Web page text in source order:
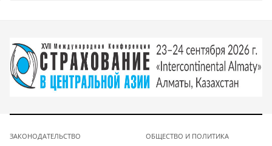
ЗАКОНОДАТЕЛЬСТВО
ОБЩЕСТВО И ПОЛИТИКА